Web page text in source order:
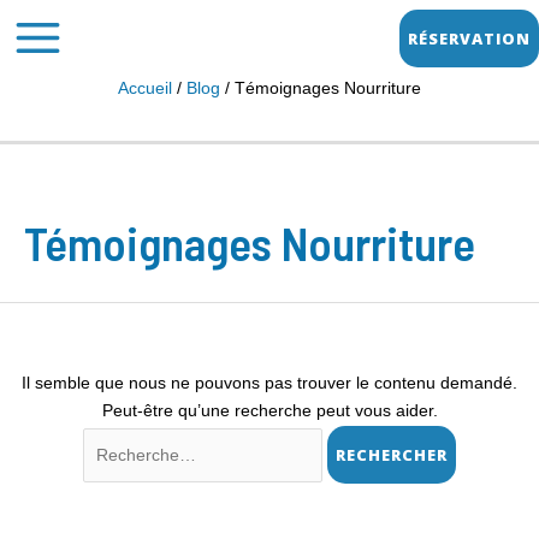
au
MAIN
RÉSERVATION
Accueil Blog Témoignages Nourriture
Témoignages Nourriture
Il semble que nous ne pouvons pas trouver le contenu demandé.
Peut-être qu’une recherche peut vous aider.